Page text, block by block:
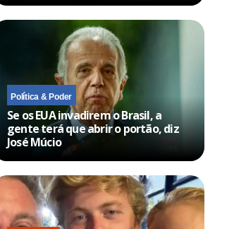
Política & Poder
Se os EUA invadirem o Brasil, a
gente terá que abrir o portão, diz
José Múcio